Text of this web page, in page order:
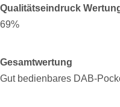
Qualitätseindruck
69%
Gesamtwertung
Gut bedienbares DAB-